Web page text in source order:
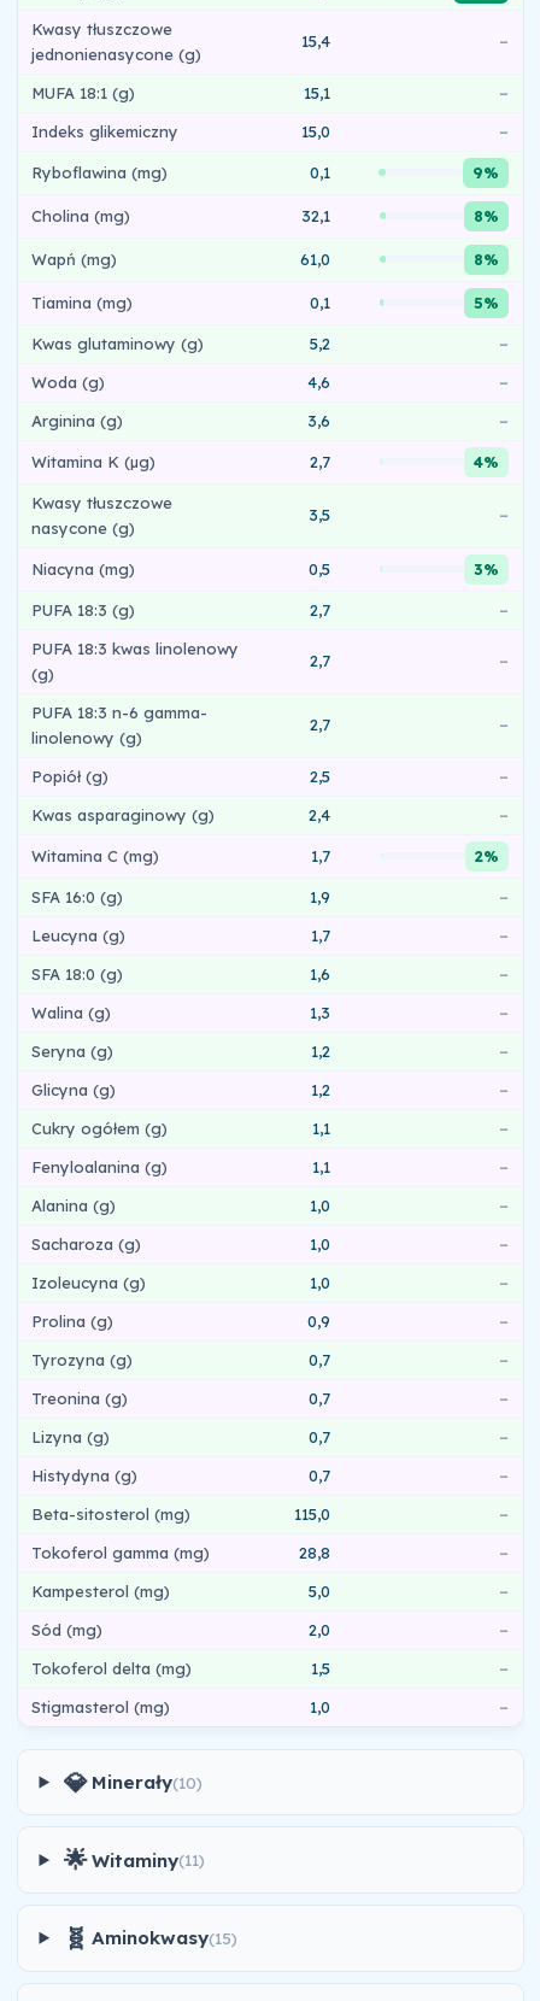
Kwasy tłuszczowe
jednonienasycone (g)
15,4 –
MUFA 18:1 (g) 15,1
–
Indeks glikemiczny
15,0 –
Ryboflawina (mg) 0,1 9%
Cholina (mg) 32,1 8%
Wapń (mg) 61,0 8%
Tiamina (mg) 0,1 5%
Kwas glutaminowy (g) 5,2
–
Woda (g)
4,6
–
Arginina (g)
3,6 –
Witamina K (µg) 2,7 4%
Kwasy tłuszczowe
nasycone (g)
3,5 –
Niacyna (mg) 0,5 3%
PUFA 18:3 (g) 2,7
–
PUFA 18:3 kwas linolenowy
(g)
2,7 –
PUFA 18:3 n-6 gamma-
linolenowy (g)
2,7 –
Popiół (g) 2,5
–
Kwas asparaginowy (g)
2,4 –
Witamina C (mg) 1,7 2%
SFA 16:0 (g) 1,9
–
Leucyna (g)
1,7
–
SFA 18:0 (g)
1,6
–
Walina (g)
1,3
–
Seryna (g)
1,2
–
Glicyna (g)
1,2
–
Cukry ogółem (g)
1,1
–
Fenyloalanina (g)
1,1
–
Alanina (g)
1,0
–
Sacharoza (g)
1,0
–
Izoleucyna (g)
1,0
–
Prolina (g)
0,9
–
Tyrozyna (g)
0,7
–
Treonina (g)
0,7
–
Lizyna (g)
0,7
–
Histydyna (g)
0,7
–
Beta-sitosterol (mg)
115,0
–
Tokoferol gamma (mg)
28,8
–
Kampesterol (mg)
5,0
–
Sód (mg)
2,0
–
Tokoferol delta (mg)
1,5
–
Stigmasterol (mg)
1,0 –
💎 Minerały(10)
🌟 Witaminy(11)
🧬 Aminokwasy(15)